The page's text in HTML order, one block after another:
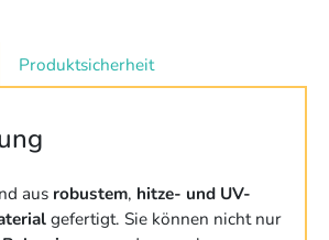
Produktsicherheit
aus robustem, hitze- und UV-
gefertigt. Sie können nicht nur